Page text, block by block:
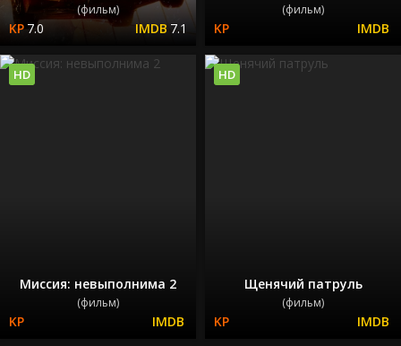
(фильм)
7.0 7.1
(фильм)
Миссия: невыполнима 2
(фильм)
HD
Щенячий патруль
(фильм)
HD